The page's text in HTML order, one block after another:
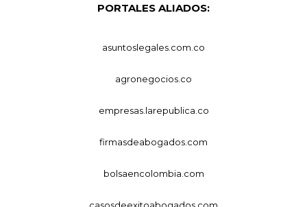
PORTALES ALIADOS:
asuntoslegales.com.co
agronegocios.co
empresas.larepublica.co
firmasdeabogados.com
bolsaencolombia.com
casosdeexitoabogados.com